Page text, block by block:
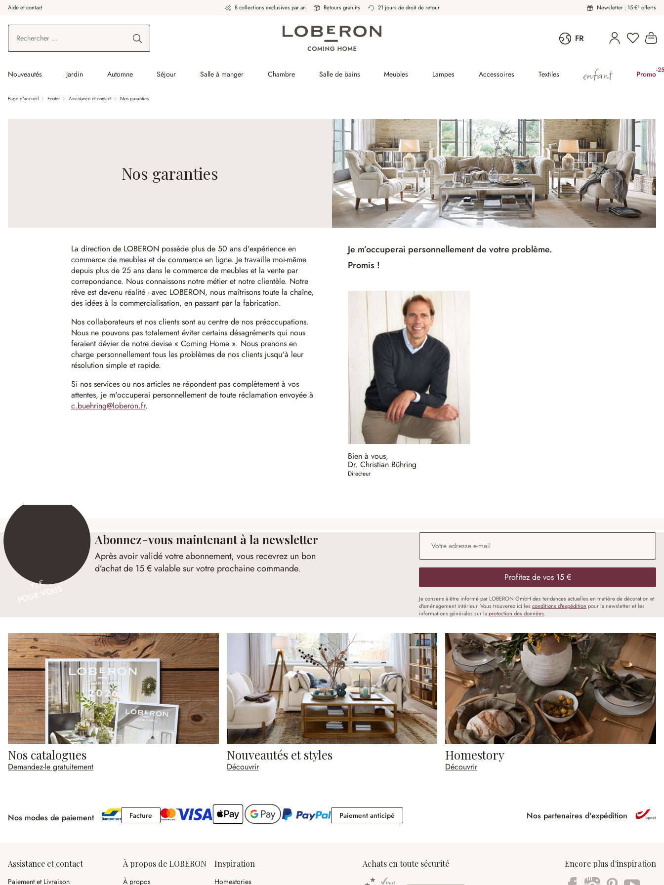
au contenu principal
Aller à la recherche
Aller à la navigation principale
Aide et contact 8 collections exclusives par an Retours gratuits 21 jours de droit de retour Newsletter : 15 €¹ offerts
FR Vous
Nouveautés Jardin Automne Séjour Salle à manger Chambre Salle de bains Meubles Lampes Accessoires Textiles enfant Promo-
Page d'accueil Footer Assistance et contact Nos garanties
Nos garanties
La direction de LOBERON possède plus de 50 ans d'expérience en
commerce de meubles et de commerce en ligne. Je travaille moi-même
depuis plus de 25 ans dans le commerce de meubles et la vente par
correpondance. Nous connaissons notre métier et notre clientèle. Notre
rêve est devenu réalité - avec LOBERON, nous maîtrisons toute la chaîne,
des idées à la commercialisation, en passant par la fabrication.
Nos collaborateurs et nos clients sont au centre de nos préoccupations.
Nous ne pouvons pas totalement éviter certains désagréments qui nous
feraient dévier de notre devise « Coming Home ». Nous prenons en
charge personnellement tous les problèmes de nos clients jusqu'à leur
résolution simple et rapide.
Si nos services ou nos articles ne répondent pas complètement à vos
attentes, je m'occuperai personnellement de toute réclamation envoyée à
c.buehring@loberon.fr.
Je m’occuperai personnellement de votre problème.
Promis !
Bien à vous,
Dr. Christian Bühring
Directeur
15 €
Abonnez-vous maintenant à la newsletter
Après avoir validé votre abonnement, vous recevrez un bon
d’achat de 15 € valable sur votre prochaine commande.
Adresse e-mail
Profitez de vos 15 €
Je consens à être informé par LOBERON GmbH des tendances actuelles en matière de décoration et
d'aménagement intérieur. Vous trouverez ici les conditions d'expédition pour la newsletter et les
informations générales sur laprotection des données.
Nos catalogues
Demandez-le gratuitement
Nouveautés et styles
Découvrir
Homestory
Découvrir
Nos modes de paiement FactureFacture Paiement anticipéPaiement anticipé Nos partenaires d'expédition
Assistance et contact
Paiement et Livraison
À propos de LOBERON
À propos
Inspiration
Homestories
Achats en toute sécurité Encore plus d'inspiration